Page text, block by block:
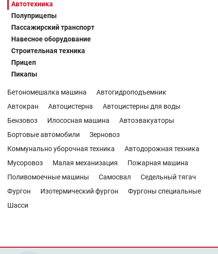
Автотехника
Полуприцепы
Пассажирский транспорт
Навесное оборудование
Строительная техника
Прицеп
Пикапы
Бетономешалка машина
Автогидроподъемник
Автокран
Автоцистерна
Автоцистерны для воды
Бензовоз
Илососная машина
Автоэвакуаторы
Бортовые автомобили
Зерновоз
Коммунально уборочная техника
Автодорожная техника
Мусоровоз
Малая механизация
Пожарная машина
Поливомоечные машины
Самосвал
Седельный тягач
Фургон
Изотермический фургон
Фургоны специальные
Шасси